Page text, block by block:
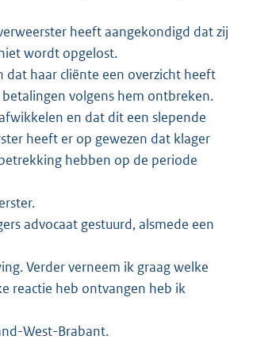
heeft aangekondigd dat zij
wordt opgelost.
haar cliënte een overzicht heeft
volgens hem ontbreken.
en dat dit een slepende
heeft er op gewezen dat klager
hebben op de periode
advocaat gestuurd, alsmede een
Verder verneem ik graag welke
reactie heb ontvangen heb ik
West-Brabant.